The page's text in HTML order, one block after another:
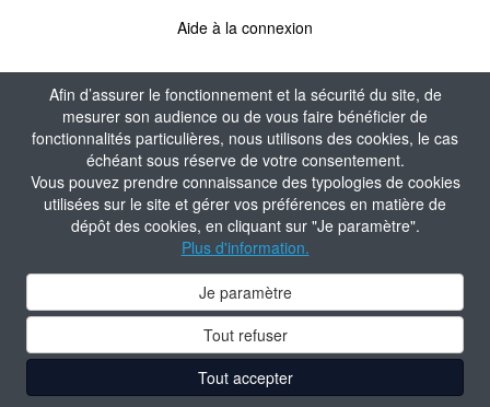
Afin d’assurer le fonctionnement et la sécurité du site, de
mesurer son audience ou de vous faire bénéficier de
fonctionnalités particulières, nous utilisons des cookies, le cas
échéant sous réserve de votre consentement.
Vous pouvez prendre connaissance des typologies de cookies
utilisées sur le site et gérer vos préférences en matière de
dépôt des cookies, en cliquant sur "Je paramètre".
Plus d'information.
Je paramètre
Tout refuser
Tout accepter
Aide à la connexion